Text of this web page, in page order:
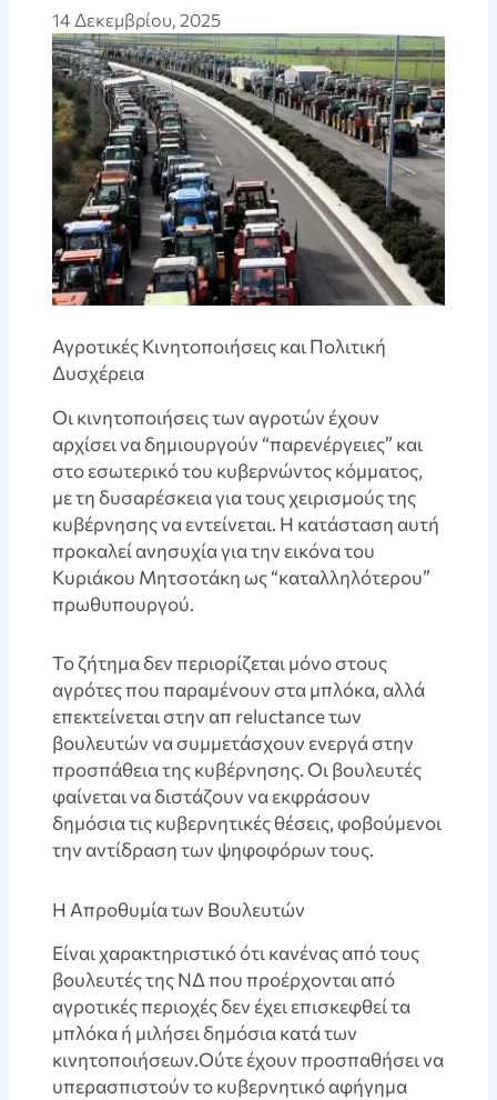
14 Δεκεμβρίου, 2025
Αγροτικές Κινητοποιήσεις και Πολιτική
Δυσχέρεια
Οι κινητοποιήσεις των αγροτών έχουν
αρχίσει να δημιουργούν “παρενέργειες” και
στο εσωτερικό του κυβερνώντος κόμματος,
με τη δυσαρέσκεια για τους χειρισμούς της
κυβέρνησης να εντείνεται. Η κατάσταση αυτή
προκαλεί ανησυχία για την εικόνα του
Κυριάκου Μητσοτάκη ως “καταλληλότερου”
πρωθυπουργού.
Το ζήτημα δεν περιορίζεται μόνο στους
αγρότες που παραμένουν στα μπλόκα, αλλά
επεκτείνεται στην απ reluctance των
βουλευτών να συμμετάσχουν ενεργά στην
προσπάθεια της κυβέρνησης. Οι βουλευτές
φαίνεται να διστάζουν να εκφράσουν
δημόσια τις κυβερνητικές θέσεις, φοβούμενοι
την αντίδραση των ψηφοφόρων τους.
Η Απροθυμία των Βουλευτών
Είναι χαρακτηριστικό ότι κανένας από τους
βουλευτές της ΝΔ που προέρχονται από
αγροτικές περιοχές δεν έχει επισκεφθεί τα
μπλόκα ή μιλήσει δημόσια κατά των
κινητοποιήσεων.Ούτε έχουν προσπαθήσει να
υπερασπιστούν το κυβερνητικό αφήγημα